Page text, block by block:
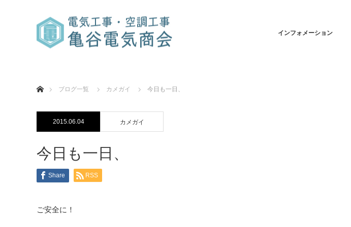
インフォメーション
ブログ一覧
カメガイ 今日も一日、
2015.06.04 カメガイ
今日も一日、
Share RSS
ご安全に！